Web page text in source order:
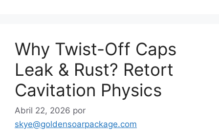
Why Twist-Off Caps
Leak & Rust? Retort
Cavitation Physics
Abril 22, 2026 por
skye@goldensoarpackage.com